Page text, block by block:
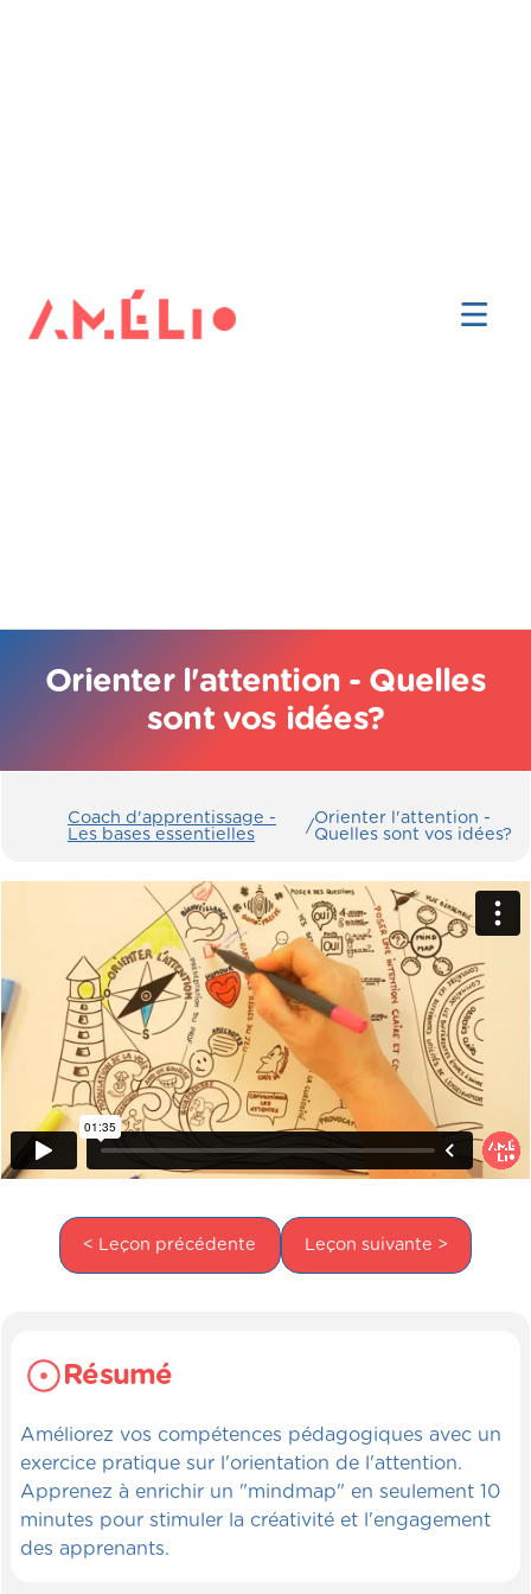
Orienter l'attention - Quelles
sont vos idées?
Coach d'apprentissage -
Les bases essentielles
/Orienter l'attention -
Quelles sont vos idées?
< Leçon précédente Leçon suivante >
Résumé
Améliorez vos compétences pédagogiques avec un
exercice pratique sur l'orientation de l'attention.
Apprenez à enrichir un "mindmap" en seulement 10
minutes pour stimuler la créativité et l'engagement
des apprenants.